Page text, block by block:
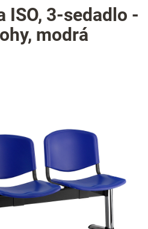
ISO, 3-sedadlo -
modrá